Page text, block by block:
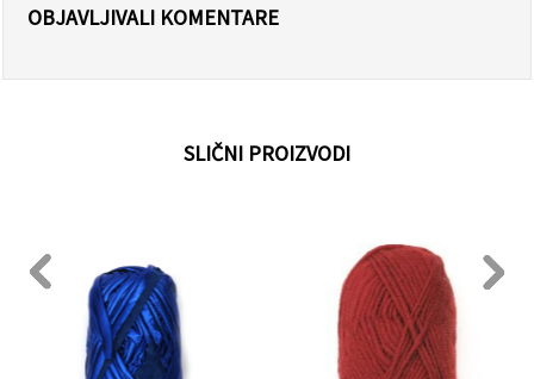
OBJAVLJIVALI KOMENTARE
SLIČNI PROIZVODI